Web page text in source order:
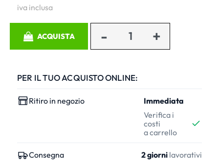
iva inclusa
ACQUISTA
PER IL TUO ACQUISTO ONLINE:
Ritiro in negozio
Immediata
Verifica i
costi
a carrello
Consegna 2 giorni lavorativi